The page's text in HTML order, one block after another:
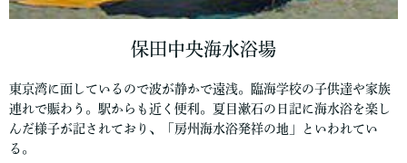
保田中央海水浴場
東京湾に面しているので波が静かで遠浅。臨海学校の子供達や家族
連れで賑わう。駅からも近く便利。夏目漱石の日記に海水浴を楽し
んだ様子が記されており、「房州海水浴発祥の地」といわれてい
る。